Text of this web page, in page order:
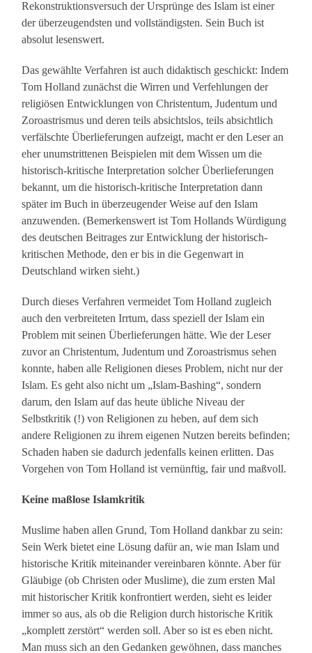
Rekonstruktionsversuch der Ursprünge des Islam ist einer
der überzeugendsten und vollständigsten. Sein Buch ist
absolut lesenswert.
Das gewählte Verfahren ist auch didaktisch geschickt: Indem
Tom Holland zunächst die Wirren und Verfehlungen der
religiösen Entwicklungen von Christentum, Judentum und
Zoroastrismus und deren teils absichtslos, teils absichtlich
verfälschte Überlieferungen aufzeigt, macht er den Leser an
eher unumstrittenen Beispielen mit dem Wissen um die
historisch-kritische Interpretation solcher Überlieferungen
bekannt, um die historisch-kritische Interpretation dann
später im Buch in überzeugender Weise auf den Islam
anzuwenden. (Bemerkenswert ist Tom Hollands Würdigung
des deutschen Beitrages zur Entwicklung der historisch-
kritischen Methode, den er bis in die Gegenwart in
Deutschland wirken sieht.)
Durch dieses Verfahren vermeidet Tom Holland zugleich
auch den verbreiteten Irrtum, dass speziell der Islam ein
Problem mit seinen Überlieferungen hätte. Wie der Leser
zuvor an Christentum, Judentum und Zoroastrismus sehen
konnte, haben alle Religionen dieses Problem, nicht nur der
Islam. Es geht also nicht um „Islam-Bashing“, sondern
darum, den Islam auf das heute übliche Niveau der
Selbstkritik (!) von Religionen zu heben, auf dem sich
andere Religionen zu ihrem eigenen Nutzen bereits befinden;
Schaden haben sie dadurch jedenfalls keinen erlitten. Das
Vorgehen von Tom Holland ist vernünftig, fair und maßvoll.
Keine maßlose Islamkritik
Muslime haben allen Grund, Tom Holland dankbar zu sein:
Sein Werk bietet eine Lösung dafür an, wie man Islam und
historische Kritik miteinander vereinbaren könnte. Aber für
Gläubige (ob Christen oder Muslime), die zum ersten Mal
mit historischer Kritik konfrontiert werden, sieht es leider
immer so aus, als ob die Religion durch historische Kritik
„komplett zerstört“ werden soll. Aber so ist es eben nicht.
Man muss sich an den Gedanken gewöhnen, dass manches